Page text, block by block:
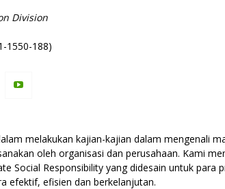
Division
1550-188)
melakukan kajian-kajian dalam mengenali
oleh organisasi dan perusahaan. Kami
Responsibility yang didesain untuk para
efektif, efisien dan berkelanjutan.